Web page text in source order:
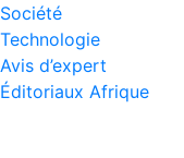
Société
Technologie
Avis d’expert
Éditoriaux Afrique